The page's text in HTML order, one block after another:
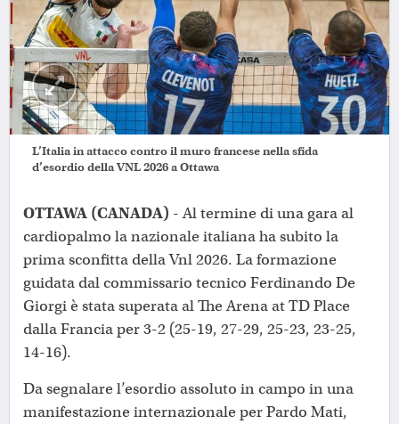
L’Italia in attacco contro il muro francese nella sfida
d’esordio della VNL 2026 a Ottawa
OTTAWA (CANADA) - Al termine di una gara al
cardiopalmo la nazionale italiana ha subito la
prima sconfitta della Vnl 2026. La formazione
guidata dal commissario tecnico Ferdinando De
Giorgi è stata superata al The Arena at TD Place
dalla Francia per 3-2 (25-19, 27-29, 25-23, 23-25,
14-16).
Da segnalare l’esordio assoluto in campo in una
manifestazione internazionale per Pardo Mati,